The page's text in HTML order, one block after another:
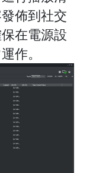
佈到社交
在電源設
作。